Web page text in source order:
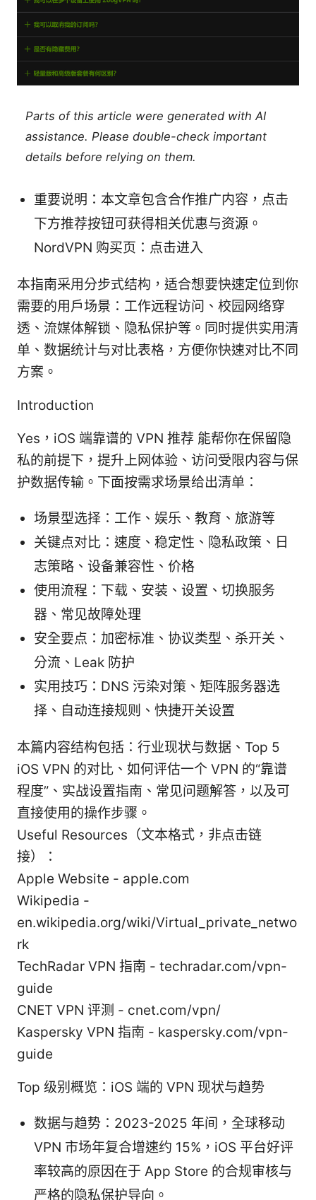
Parts of this article were generated with AI
assistance. Please double-check important
details before relying on them.
重要说明：本文章包含合作推广内容，点击
下方推荐按钮可获得相关优惠与资源。
NordVPN 购买页：点击进入
本指南采用分步式结构，适合想要快速定位到你
需要的用户场景：工作远程访问、校园网络穿
透、流媒体解锁、隐私保护等。同时提供实用清
单、数据统计与对比表格，方便你快速对比不同
方案。
Introduction
Yes，iOS 端靠谱的 VPN 推荐 能帮你在保留隐
私的前提下，提升上网体验、访问受限内容与保
护数据传输。下面按需求场景给出清单：
场景型选择：工作、娱乐、教育、旅游等
关键点对比：速度、稳定性、隐私政策、日
志策略、设备兼容性、价格
使用流程：下载、安装、设置、切换服务
器、常见故障处理
安全要点：加密标准、协议类型、杀开关、
分流、Leak 防护
实用技巧：DNS 污染对策、矩阵服务器选
择、自动连接规则、快捷开关设置
本篇内容结构包括：行业现状与数据、Top 5
iOS VPN 的对比、如何评估一个 VPN 的“靠谱
程度”、实战设置指南、常见问题解答，以及可
直接使用的操作步骤。
Useful Resources（文本格式，非点击链
接）：
Apple Website - apple.com
Wikipedia -
en.wikipedia.org/wiki/Virtual_private_netwo
rk
TechRadar VPN 指南 - techradar.com/vpn-
guide
CNET VPN 评测 - cnet.com/vpn/
Kaspersky VPN 指南 - kaspersky.com/vpn-
guide
Top 级别概览：iOS 端的 VPN 现状与趋势
数据与趋势：2023-2025 年间，全球移动
VPN 市场年复合增速约 15%，iOS 平台好评
率较高的原因在于 App Store 的合规审核与
严格的隐私保护导向。